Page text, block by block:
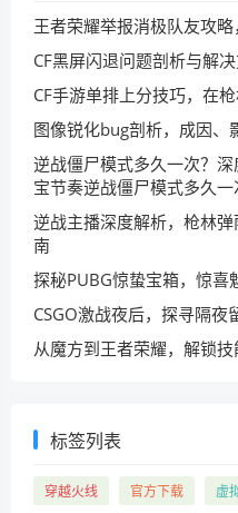
王者荣耀举报消极队友攻
CF黑屏闪退问题剖析与解
CF手游单排上分技巧，在
图像锐化bug剖析，成因、
逆战僵尸模式多久一次？
宝节奏逆战僵尸模式多久
逆战主播深度解析，枪林
南
探秘PUBG惊蛰宝箱，惊喜
CSGO激战夜后，探寻隔夜
从魔方到王者荣耀，解锁
标签列表
穿越火线 官方下载 虚